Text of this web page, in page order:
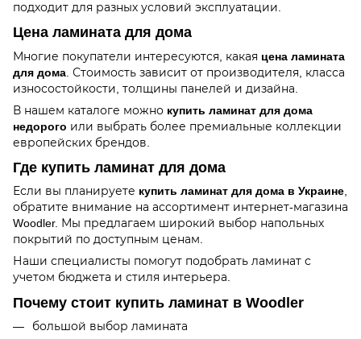
подходит для разных условий эксплуатации.
Цена ламината для дома
Многие покупатели интересуются, какая цена ламината
для дома . Стоимость зависит от производителя, класса
износостойкости, толщины панелей и дизайна.
В нашем каталоге можно купить ламинат для дома
недорого или выбрать более премиальные коллекции
европейских брендов.
Где купить ламинат для дома
Если вы планируете купить ламинат для дома в Украине,
обратите внимание на ассортимент интернет-магазина
Woodler. Мы предлагаем широкий выбор напольных
покрытий по доступным ценам.
Наши специалисты помогут подобрать ламинат с
учетом бюджета и стиля интерьера.
Почему стоит купить ламинат в Woodler
большой выбор ламината